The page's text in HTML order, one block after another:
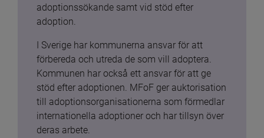
adoptionssökande samt vid stöd efter
adoption.
I Sverige har kommunerna ansvar för att
förbereda och utreda de som vill adoptera.
Kommunen har också ett ansvar för att ge
stöd efter adoptionen. MFoF ger auktorisation
till adoptionsorganisationerna som förmedlar
internationella adoptioner och har tillsyn över
deras arbete.